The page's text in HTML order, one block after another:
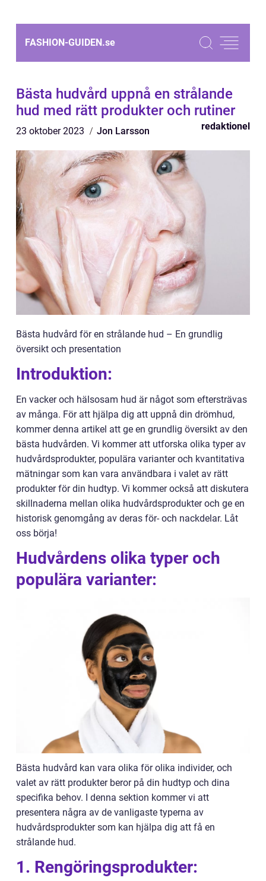
FASHION-GUIDEN.se
Bästa hudvård uppnå en strålande
hud med rätt produkter och rutiner
23 oktober 2023 Jon Larsson redaktionel
Bästa hudvård för en strålande hud – En grundlig
översikt och presentation
Introduktion:
En vacker och hälsosam hud är något som eftersträvas
av många. För att hjälpa dig att uppnå din drömhud,
kommer denna artikel att ge en grundlig översikt av den
bästa hudvården. Vi kommer att utforska olika typer av
hudvårdsprodukter, populära varianter och kvantitativa
mätningar som kan vara användbara i valet av rätt
produkter för din hudtyp. Vi kommer också att diskutera
skillnaderna mellan olika hudvårdsprodukter och ge en
historisk genomgång av deras för- och nackdelar. Låt
oss börja!
Hudvårdens olika typer och
populära varianter:
Bästa hudvård kan vara olika för olika individer, och
valet av rätt produkter beror på din hudtyp och dina
specifika behov. I denna sektion kommer vi att
presentera några av de vanligaste typerna av
hudvårdsprodukter som kan hjälpa dig att få en
strålande hud.
1. Rengöringsprodukter: